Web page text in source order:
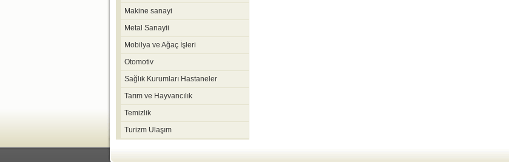
Makine sanayi
Metal Sanayii
Mobilya ve Ağaç İşleri
Otomotiv
Sağlık Kurumları Hastaneler
Tarım ve Hayvancılık
Temizlik
Turizm Ulaşım